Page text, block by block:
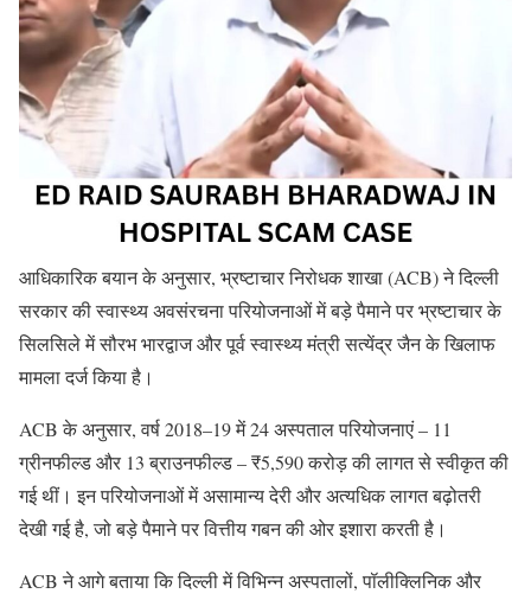
आधिकारिक बयान के अनुसार, भ्रष्टाचार निरोधक शाखा (ACB) ने दिल्ली
सरकार की स्वास्थ्य अवसंरचना परियोजनाओं में बड़े पैमाने पर भ्रष्टाचार के
सिलसिले में सौरभ भारद्वाज और पूर्व स्वास्थ्य मंत्री सत्येंद्र जैन के खिलाफ
मामला दर्ज किया है।
ACB के अनुसार, वर्ष 2018–19 में 24 अस्पताल परियोजनाएं – 11
ग्रीनफील्ड और 13 ब्राउनफील्ड – ₹5,590 करोड़ की लागत से स्वीकृत की
गई थीं। इन परियोजनाओं में असामान्य देरी और अत्यधिक लागत बढ़ोतरी
देखी गई है, जो बड़े पैमाने पर वित्तीय गबन की ओर इशारा करती है।
ACB ने आगे बताया कि दिल्ली में विभिन्न अस्पतालों, पॉलीक्लिनिक और